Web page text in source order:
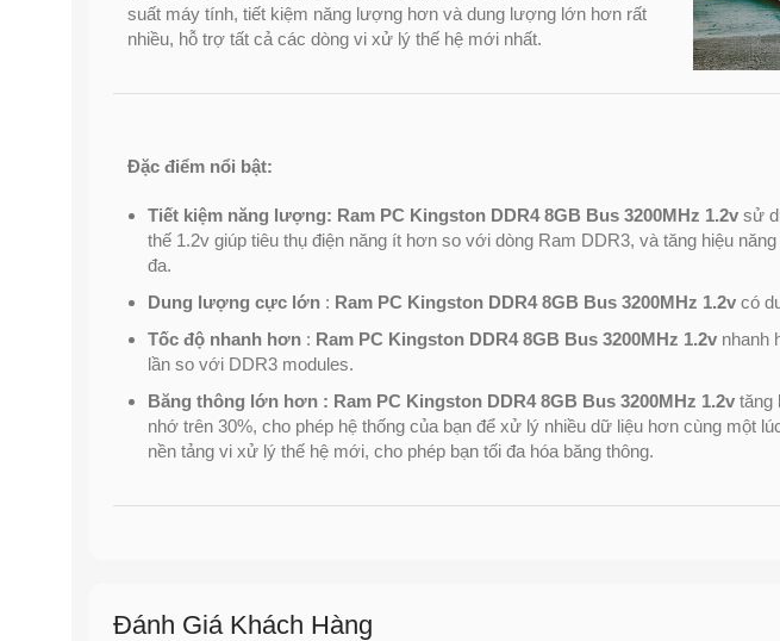
suất máy tính, tiết kiệm năng lượng hơn và dung lượng lớn hơn rất
nhiều, hỗ trợ tất cả các dòng vi xử lý thế hệ mới nhất.
Đặc điểm nổi bật:
Tiết kiệm năng lượng: Ram PC Kingston DDR4 8GB Bus 3200MHz 1.2v sử
thế 1.2v giúp tiêu thụ điện năng ít hơn so với dòng Ram DDR3, và tăng hiệu năng
đa.
Dung lượng cực lớn : Ram PC Kingston DDR4 8GB Bus 3200MHz 1.2v có
Tốc độ nhanh hơn : Ram PC Kingston DDR4 8GB Bus 3200MHz 1.2v nhanh
lần so với DDR3 modules.
Băng thông lớn hơn : Ram PC Kingston DDR4 8GB Bus 3200MHz 1.2v tăng
nhớ trên 30%, cho phép hệ thống của bạn để xử lý nhiều dữ liệu hơn cùng một
nền tảng vi xử lý thế hệ mới, cho phép bạn tối đa hóa băng thông.
Đánh Giá Khách Hàng